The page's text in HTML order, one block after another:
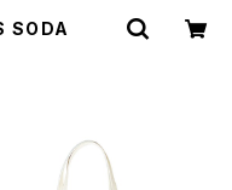
SODA